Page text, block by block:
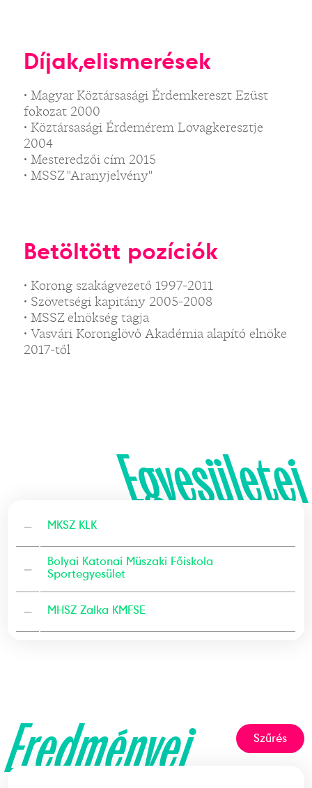
Díjak,elismerések
• Magyar Köztársasági Érdemkereszt Ezüst
fokozat 2000
• Köztársasági Érdemérem Lovagkeresztje
2004
• Mesteredzői cím 2015
• MSSZ "Aranyjelvény"
Betöltött pozíciók
• Korong szakágvezető 1997-2011
• Szövetségi kapitány 2005-2008
• MSSZ elnökség tagja
• Vasvári Koronglövő Akadémia alapító elnöke
2017-től
Egyesületei
— MKSZ KLK
—
Bolyai Katonai Müszaki Főiskola
Sportegyesület
— MHSZ Zalka KMFSE
Eredményei Szűrés